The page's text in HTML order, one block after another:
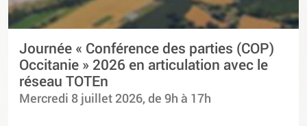
Journée « Conférence des parties (COP)
Occitanie » 2026 en articulation avec le
réseau TOTEn
Mercredi 8 juillet 2026, de 9h à 17h